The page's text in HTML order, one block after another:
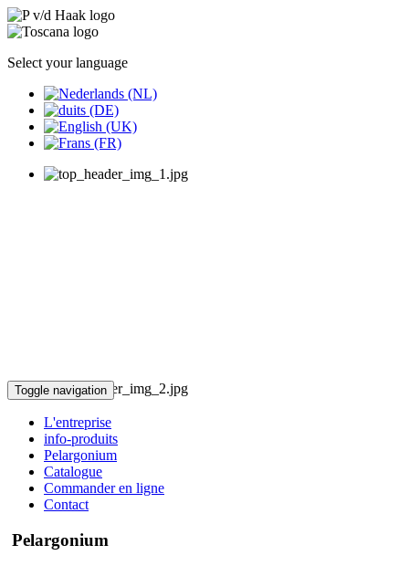
Select your language
Toggle navigation
L'entreprise
info-produits
Pelargonium
Catalogue
Commander en ligne
Contact
Pelargonium